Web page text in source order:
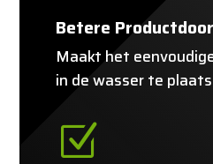
Betere
Maakt het
in de wasser te
Z